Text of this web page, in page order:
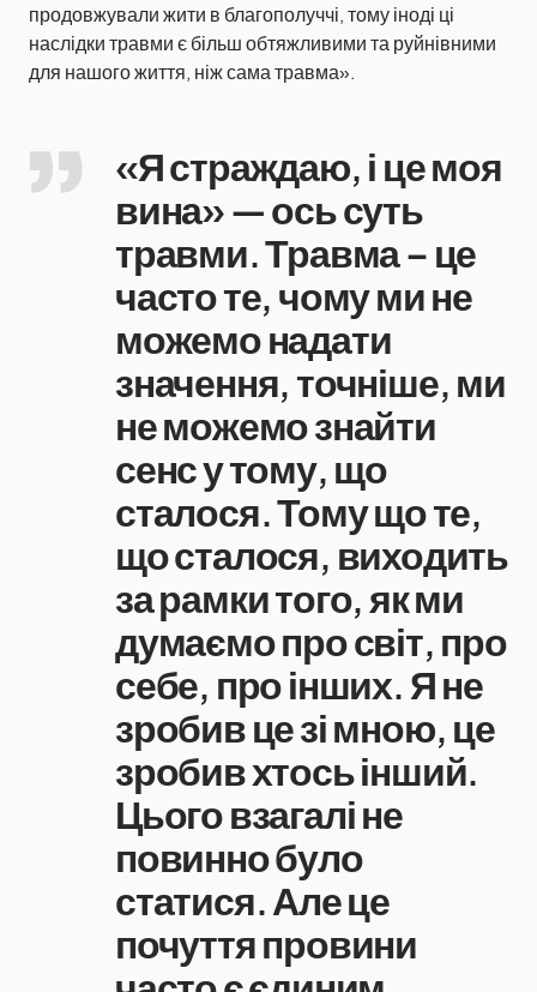
продовжували жити в благополуччі, тому іноді ці
наслідки травми є більш обтяжливими та руйнівними
для нашого життя, ніж сама травма».
«Я страждаю, і це моя
вина» — ось суть
травми. Травма – це
часто те, чому ми не
можемо надати
значення, точніше, ми
не можемо знайти
сенс у тому, що
сталося. Тому що те,
що сталося, виходить
за рамки того, як ми
думаємо про світ, про
себе, про інших. Я не
зробив це зі мною, це
зробив хтось інший.
Цього взагалі не
повинно було
статися. Але це
почуття провини